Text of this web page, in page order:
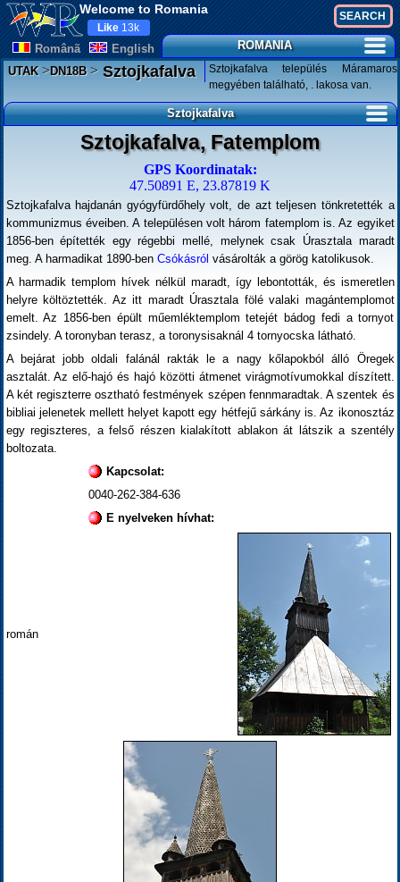
Welcome to Romania
Românã English
Like 13k
ROMANIA
UTAK>DN18B>Sztojkafalva
Sztojkafalva település Máramaros
megyében található, . lakosa van.
Sztojkafalva
Sztojkafalva, Fatemplom
GPS Koordinatak:
47.50891 E, 23.87819 K
Sztojkafalva hajdanán gyógyfürdőhely volt, de azt teljesen tönkretették a
kommunizmus éveiben. A településen volt három fatemplom is. Az egyiket
1856-ben építették egy régebbi mellé, melynek csak Úrasztala maradt
meg. A harmadikat 1890-ben Csókásról vásárolták a görög katolikusok.
A harmadik templom hívek nélkül maradt, így lebontották, és ismeretlen
helyre költöztették. Az itt maradt Úrasztala fölé valaki magántemplomot
emelt. Az 1856-ben épült műemléktemplom tetejét bádog fedi a tornyot
zsindely. A toronyban terasz, a toronysisaknál 4 tornyocska látható.
A bejárat jobb oldali falánál rakták le a nagy kőlapokból álló Öregek
asztalát. Az elő-hajó és hajó közötti átmenet virágmotívumokkal díszített.
A két regiszterre osztható festmények szépen fennmaradtak. A szentek és
bibliai jelenetek mellett helyet kapott egy hétfejű sárkány is. Az ikonosztáz
egy regiszteres, a felső részen kialakított ablakon át látszik a szentély
boltozata.
Kapcsolat:
0040-262-384-636
E nyelveken hívhat:
román